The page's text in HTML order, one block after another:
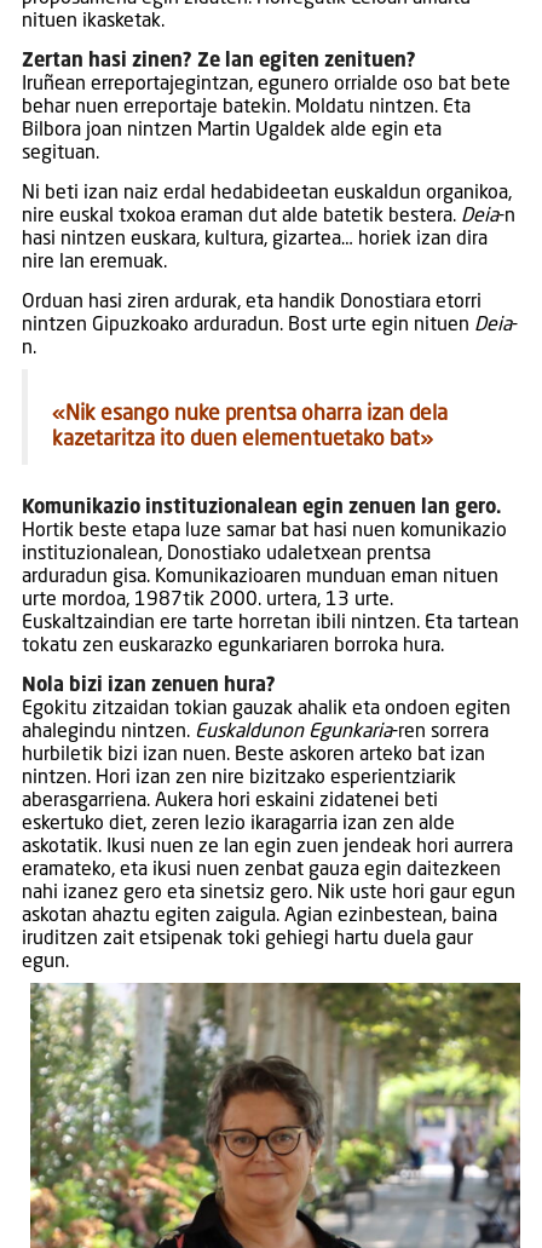
nituen ikasketak.
Zertan hasi zinen? Ze lan egiten zenituen?
Iruñean erreportajegintzan, egunero orrialde oso bat bete
behar nuen erreportaje batekin. Moldatu nintzen. Eta
Bilbora joan nintzen Martin Ugaldek alde egin eta
segituan.
Ni beti izan naiz erdal hedabideetan euskaldun organikoa,
nire euskal txokoa eraman dut alde batetik bestera. Deia-n
hasi nintzen euskara, kultura, gizartea… horiek izan dira
nire lan eremuak.
Orduan hasi ziren ardurak, eta handik Donostiara etorri
nintzen Gipuzkoako arduradun. Bost urte egin nituen Deia-
n.
«Nik esango nuke prentsa oharra izan dela
kazetaritza ito duen elementuetako bat»
Komunikazio instituzionalean egin zenuen lan gero.
Hortik beste etapa luze samar bat hasi nuen komunikazio
instituzionalean, Donostiako udaletxean prentsa
arduradun gisa. Komunikazioaren munduan eman nituen
urte mordoa, 1987tik 2000. urtera, 13 urte.
Euskaltzaindian ere tarte horretan ibili nintzen. Eta tartean
tokatu zen euskarazko egunkariaren borroka hura.
Nola bizi izan zenuen hura?
Egokitu zitzaidan tokian gauzak ahalik eta ondoen egiten
ahalegindu nintzen. Euskaldunon Egunkaria-ren sorrera
hurbiletik bizi izan nuen. Beste askoren arteko bat izan
nintzen. Hori izan zen nire bizitzako esperientziarik
aberasgarriena. Aukera hori eskaini zidatenei beti
eskertuko diet, zeren lezio ikaragarria izan zen alde
askotatik. Ikusi nuen ze lan egin zuen jendeak hori aurrera
eramateko, eta ikusi nuen zenbat gauza egin daitezkeen
nahi izanez gero eta sinetsiz gero. Nik uste hori gaur egun
askotan ahaztu egiten zaigula. Agian ezinbestean, baina
iruditzen zait etsipenak toki gehiegi hartu duela gaur
egun.